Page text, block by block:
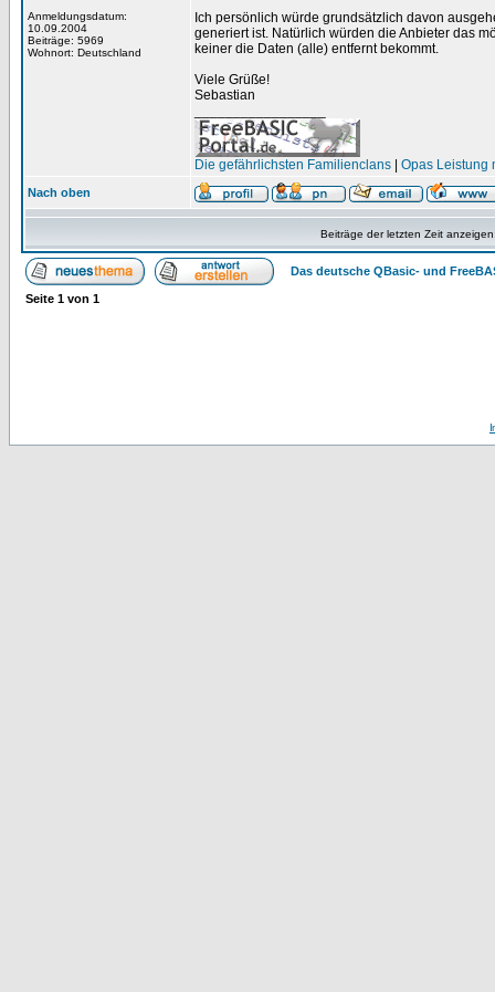
Anmeldungsdatum:
10.09.2004
Beiträge: 5969
Wohnort: Deutschland
Ich persönlich würde grundsätzlich davon
generiert ist. Natürlich würden die Anbieter das
keiner die Daten (alle) entfernt bekommt.
Viele Grüße!
Sebastian
Die gefährlichsten Familienclans Opas Leistung
Nach oben
Beiträge der letzten Zeit
Das deutsche QBasic- und
Seite 1 von 1